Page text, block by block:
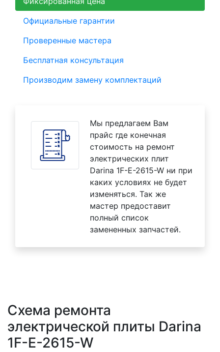
Официальные гарантии
Проверенные мастера
Бесплатная консультация
Производим замену комплектаций
Мы предлагаем Вам
прайс где конечная
стоимость на ремонт
электрических плит
Darina 1F-E-2615-W ни при
каких условиях не будет
изменяться. Так же
мастер предоставит
полный список
замененных запчастей.
Схема ремонта
электрической плиты Darina
1F-E-2615-W